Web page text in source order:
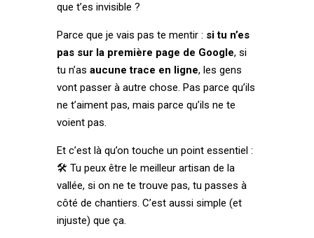
que t’es invisible ?
Parce que je vais pas te mentir : si tu n’es
pas sur la première page de Google, si
tu n’as aucune trace en ligne, les gens
vont passer à autre chose. Pas parce qu’ils
ne t’aiment pas, mais parce qu’ils ne te
voient pas.
Et c’est là qu’on touche un point essentiel :
🛠️ Tu peux être le meilleur artisan de la
vallée, si on ne te trouve pas, tu passes à
côté de chantiers. C’est aussi simple (et
injuste) que ça.